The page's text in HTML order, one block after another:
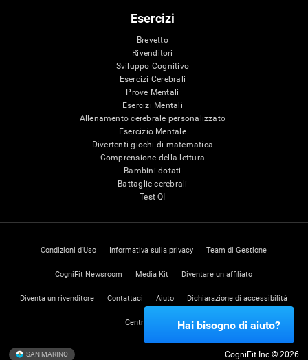
Esercizi
Brevetto
Rivenditori
Sviluppo Cognitivo
Esercizi Cerebrali
Prove Mentali
Esercizi Mentali
Allenamento cerebrale personalizzato
Esercizio Mentale
Divertenti giochi di matematica
Comprensione della lettura
Bambini dotati
Battaglie cerebrali
Test QI
Condizioni d'Uso Informativa sulla privacy Team di Gestione
CogniFit Newsroom Media Kit Diventare un affiliato
Diventa un rivenditore Contattaci Aiuto Dichiarazione di accessibilità
Centro di Fiducia
SAN MARINO CogniFit Inc © 2026
Hai bisogno di aiuto?